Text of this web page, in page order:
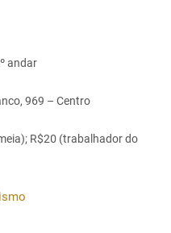
andar
969 – Centro
R$20 (trabalhador do